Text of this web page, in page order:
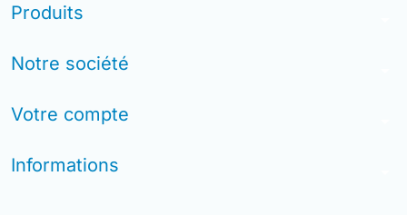
Produits
Notre société
Votre compte
Informations